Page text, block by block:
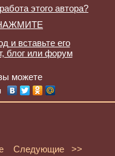
этого автора?
и вставьте его
блог или форум
можете
Следующие >>